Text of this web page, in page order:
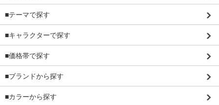
■テーマで探す
■キャラクターで探す
■価格帯で探す
■ブランドから探す
■カラーから探す